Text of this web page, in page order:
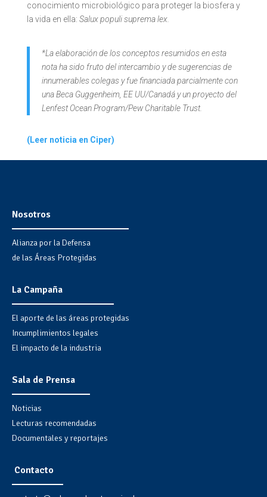
conocimiento microbiológico para proteger la biosfera y
la vida en ella: Salux populi suprema lex.
*La elaboración de los conceptos resumidos en esta
nota ha sido fruto del intercambio y de sugerencias de
innumerables colegas y fue financiada parcialmente con
una Beca Guggenheim, EE UU/Canadá y un proyecto del
Lenfest Ocean Program/Pew Charitable Trust.
(Leer noticia en Ciper)
Nosotros
Alianza por la Defensa
de las Áreas Protegidas
La Campaña
El aporte de las áreas protegidas
Incumplimientos legales
El impacto de la industria
Sala de Prensa
Noticias
Lecturas recomendadas
Documentales y reportajes
Contacto